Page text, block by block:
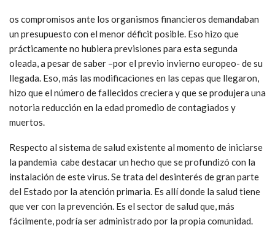
os compromisos ante los organismos financieros demandaban
un presupuesto con el menor déficit posible. Eso hizo que
prácticamente no hubiera previsiones para esta segunda
oleada, a pesar de saber –por el previo invierno europeo- de su
llegada. Eso, más las modificaciones en las cepas que llegaron,
hizo que el número de fallecidos creciera y que se produjera una
notoria reducción en la edad promedio de contagiados y
muertos.
Respecto al sistema de salud existente al momento de iniciarse
la pandemia cabe destacar un hecho que se profundizó con la
instalación de este virus. Se trata del desinterés de gran parte
del Estado por la atención primaria. Es allí donde la salud tiene
que ver con la prevención. Es el sector de salud que, más
fácilmente, podría ser administrado por la propia comunidad.